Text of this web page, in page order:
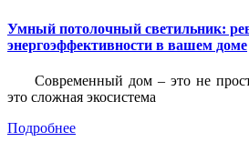
Умный потолочный светильник:
энергоэффективности в вашем доме
Современный дом – это не
это сложная экосистема
Подробнее